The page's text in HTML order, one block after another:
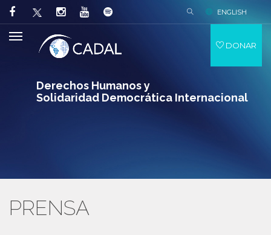
Derechos Humanos y
Solidaridad Democrática Internacional
ENGLISH
DONAR
PRENSA